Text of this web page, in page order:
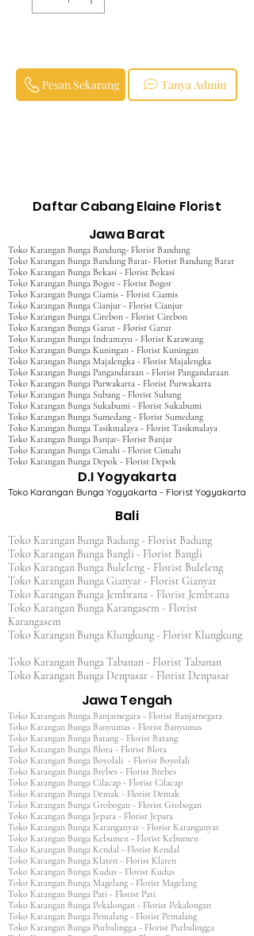
Tanya Admin
Pesan Sekarang
Daftar Cabang Elaine Florist
Jawa Barat
Toko Karangan Bunga Bandung- Florist Bandung
Toko Karangan Bunga Bandung Barat- Florist Bandung Barat
Toko Karangan Bunga Bekasi - Florist Bekasi
Toko Karangan Bunga Bogor - Florist Bogor
Toko Karangan Bunga Ciamis - Florist Ciamis
Toko Karangan Bunga Cianjur - Florist Cianjur
Toko Karangan Bunga Cirebon - Florist Cirebon
Toko Karangan Bunga Garut - Florist Garut
Toko Karangan Bunga Indramayu - Florist Karawang
Toko Karangan Bunga Kuningan - Florist Kuningan
Toko Karangan Bunga Majalengka - Florist Majalengka
Toko Karangan Bunga Pangandaraan - Florist Pangandaraan
Toko Karangan Bunga Purwakarta - Florist Purwakarta
Toko Karangan Bunga Subang - Florist Subang
Toko Karangan Bunga Sukabumi - Florist Sukabumi
Toko Karangan Bunga Sumedang - Florist Sumedang
Toko Karangan Bunga Tasikmalaya - Florist Tasikmalaya
Toko Karangan Bunga Banjar- Florist Banjar
Toko Karangan Bunga Cimahi - Florist Cimahi
Toko Karangan Bunga Depok - Florist Depok
D.I Yogyakarta
Toko Karangan Bunga Yogyakarta - Florist Yogyakarta
Bali
Toko Karangan Bunga Badung - Florist Badung
Toko Karangan Bunga Bangli - Florist Bangli
Toko Karangan Bunga Buleleng - Florist Buleleng
Toko Karangan Bunga Gianyar - Florist Gianyar
Toko Karangan Bunga Jembrana - Florist Jembrana
Toko Karangan Bunga Karangasem - Florist
Karangasem
Toko Karangan Bunga Klungkung - Florist Klungkung
Toko Karangan Bunga Tabanan - Florist Tabanan
Toko Karangan Bunga Denpasar - Florist Denpasar
Jawa Tengah
Toko Karangan Bunga Banjarnegara - Florist Banjarnegara
Toko Karangan Bunga Banyumas - Florist Banyumas
Toko Karangan Bunga Batang - Florist Batang
Toko Karangan Bunga Blora - Florist Blora
Toko Karangan Bunga Boyolali - Florist Boyolali
Toko Karangan Bunga Brebes - Florist Brebes
Toko Karangan Bunga Cilacap - Florist Cilacap
Toko Karangan Bunga Demak - Florist Demak
Toko Karangan Bunga Grobogan - Florist Grobogan
Toko Karangan Bunga Jepara - Florist Jepara
Toko Karangan Bunga Karanganyar - Florist Karanganyar
Toko Karangan Bunga Kebumen - Florist Kebumen
Toko Karangan Bunga Kendal - Florist Kendal
Toko Karangan Bunga Klaten - Florist Klaten
Toko Karangan Bunga Kudus - Florist Kudus
Toko Karangan Bunga Magelang - Florist Magelang
Toko Karangan Bunga Pati - Florist Pati
Toko Karangan Bunga Pekalongan - Florist Pekalongan
Toko Karangan Bunga Pemalang - Florist Pemalang
Toko Karangan Bunga Purbalingga - Florist Purbalingga